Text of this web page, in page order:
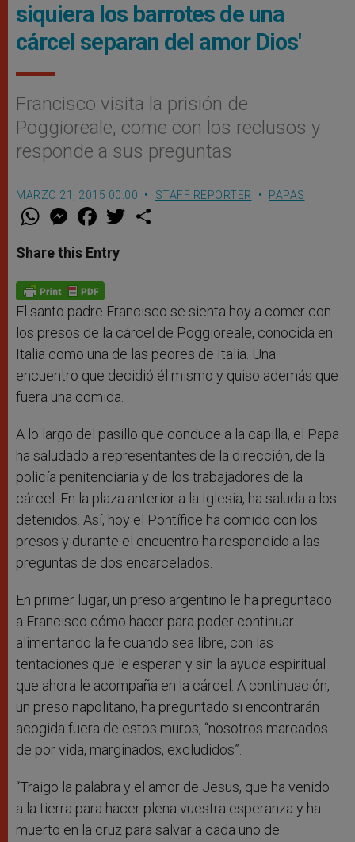
siquiera los barrotes de una
cárcel separan del amor Dios'
Francisco visita la prisión de
Poggioreale, come con los reclusos y
responde a sus preguntas
MARZO 21, 2015 00:00 STAFF REPORTER PAPAS
W
t
s
p
p
M
e
s
e
g
e
r
F
a
e
b
o
k
w
Share this Entry
El santo padre Francisco se sienta hoy a comer con
los presos de la cárcel de Poggioreale, conocida en
Italia como una de las peores de Italia. Una
encuentro que decidió él mismo y quiso además que
fuera una comida.
A lo largo del pasillo que conduce a la capilla, el Papa
ha saludado a representantes de la dirección, de la
policía penitenciaria y de los trabajadores de la
cárcel. En la plaza anterior a la Iglesia, ha saluda a los
detenidos. Así, hoy el Pontífice ha comido con los
presos y durante el encuentro ha respondido a las
preguntas de dos encarcelados.
En primer lugar, un preso argentino le ha preguntado
a Francisco cómo hacer para poder continuar
alimentando la fe cuando sea libre, con las
tentaciones que le esperan y sin la ayuda espiritual
que ahora le acompaña en la cárcel. A continuación,
un preso napolitano, ha preguntado si encontrarán
acogida fuera de estos muros, “nosotros marcados
de por vida, marginados, excludidos”.
“Traigo la palabra y el amor de Jesus, que ha venido
a la tierra para hacer plena vuestra esperanza y ha
muerto en la cruz para salvar a cada uno de